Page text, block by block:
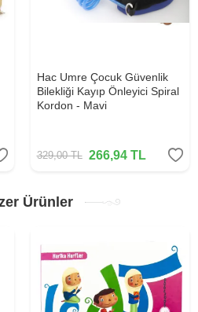
Hac Umre Çocuk Güvenlik
Bilekliği Kayıp Önleyici Spiral
Kordon - Mavi
329,00TL 266,94TL
Ürünler